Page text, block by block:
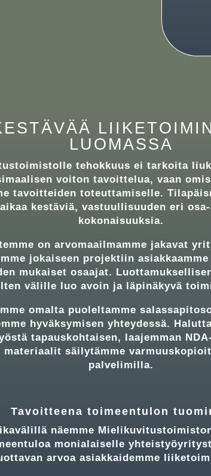
LUOMASSA
tehokkuus ei tarkoita
voiton tavoittelua, vaan
tavoitteiden toteuttamiselle.
kestäviä, vastuullisuuden eri
kokonaisuuksia.
on arvomaailmamme jakavat
jokaiseen projektiin
mukaiset osaajat.
välille luo avoin ja läpinäkyvä
omalta puoleltamme
hyväksymisen yhteydessä.
tapauskohtaisen, laajemman
materiaalit säilytämme
palvelimilla.
Tavoitteena toimeentulon
näemme
monialaiselle
arvoa asiakkaidemme